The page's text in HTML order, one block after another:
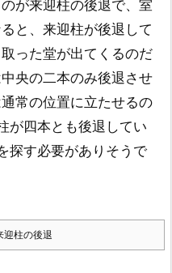
が来迎柱の後退で、 室
と、来迎柱が後退して
った堂が出てくるのだ
央の二本のみ後退させ
常の位置に立たせるの
が四本とも後退してい
探す必要がありそうで
迎柱の後退